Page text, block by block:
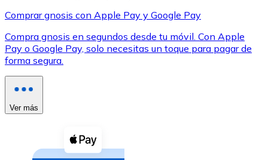
XRP
XRP
Ver todo
Compra criptomonedas con efectivo en tu tienda más
Comprar gnosis con Apple Pay y Google Pay
Compra gnosis en segundos desde tu móvil. Con Apple
Pay o Google Pay, solo necesitas un toque para pagar de
forma segura.
Ver más